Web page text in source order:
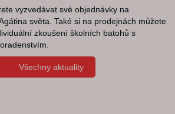
vyzvedávat své objednávky na
světa. Také si na prodejnách můžete
zkoušení školních batohů s
Všechny aktuality